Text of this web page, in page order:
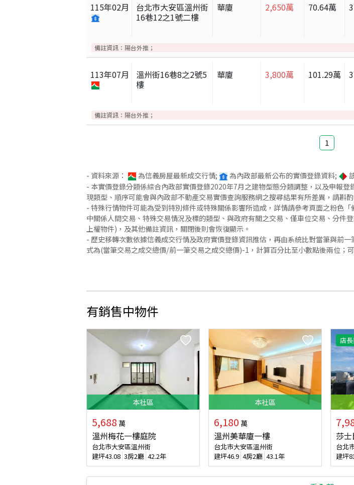
115年02月
台北市大安區溫州街
16巷12之1號二樓
華廈 2,650萬 70.64萬
備註資訊： 陽台外推；
113年07月
溫州街16巷8之2號5
樓
華廈 3,800萬 101.29萬
備註資訊： 陽台外推；
1
- 資料來源： 為信義房屋最新成交行情; 為內政部最新公布的實價登錄資料;
- 本實價登錄分類係綜合內政部實價登錄2020年7月之建物型態分類調整，以及申報
現類型、順序可能會與內政部不動產交易實價查詢服務網之搜尋結果有所差異，請斟酌
- 特殊行情物件可能為受到特別條件或特殊關係影響所造成，詳情請參考頁面之粉色
中關係人間交易、特殊交易情況及標的類型、與政府有關之交易、僅車位交易、分件
上權物件)，及其他備註資訊，關閉後則會恢復顯示。
- 歷史移轉次數依據信義成交行情及政府實價登錄資訊推估，再由系統比對當筆與前
式為(當筆交易之成交總價/前一筆交易之成交總價)-1，計算百分比至小數點後兩位；
有銷售中物件
本社區
5,688 萬
溫州梅花一樓庭院
台北市大安區溫州街
建坪43.08 3房2廳 42.2年
本社區
6,180 萬
溫州美華廈一樓
台北市大安區溫州街
建坪46.9 4房2廳 43.1年
店
莎
台北
建坪